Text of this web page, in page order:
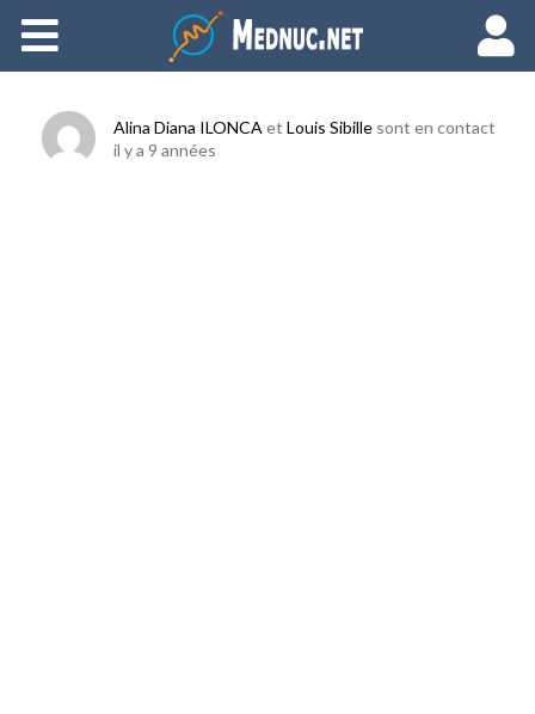
Ajouter du contenu
Alina Diana ILONCA et Louis Sibille sont en contact
il y a 9 années